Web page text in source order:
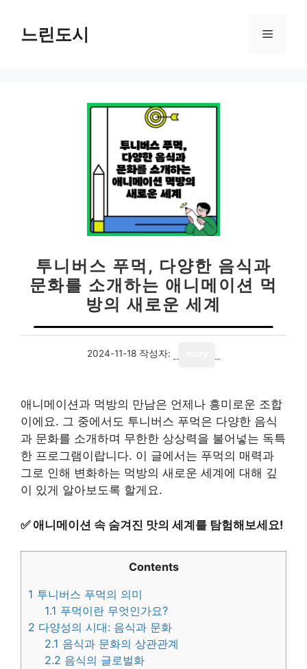
느린도시 메
투니버스 푸먹, 다양한 음식과
문화를 소개하는 애니메이션 먹
방의 새로운 세계
2024-11-18 작성자:
애니메이션과 먹방의 만남은 언제나 흥미로운 조합
이에요. 그 중에서도 투니버스 푸먹은 다양한 음식
과 문화를 소개하며 무한한 상상력을 불어넣는 독특
한 프로그램이랍니다. 이 글에서는 푸먹의 매력과
그로 인해 변화하는 먹방의 새로운 세계에 대해 깊
이 있게 알아보도록 할게요.
✅ 애니메이션 속 숨겨진 맛의 세계를 탐험해보세요!
Contents
1 투니버스 푸먹의 의미
1.1 푸먹이란 무엇인가요?
2 다양성의 시대: 음식과 문화
2.1 음식과 문화의 상관관계
2.2 음식의 글로벌화